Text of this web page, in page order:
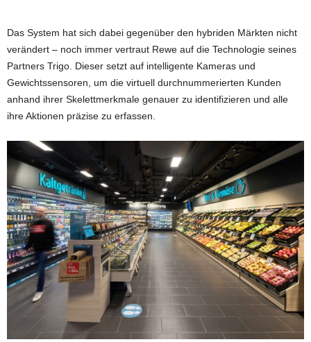
Das System hat sich dabei gegenüber den hybriden Märkten nicht
verändert – noch immer vertraut Rewe auf die Technologie seines
Partners Trigo. Dieser setzt auf intelligente Kameras und
Gewichtssensoren, um die virtuell durchnummerierten Kunden
anhand ihrer Skelettmerkmale genauer zu identifizieren und alle
ihre Aktionen präzise zu erfassen.